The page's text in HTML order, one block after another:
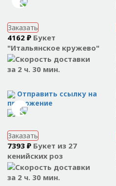
Заказать
4162 ₽ Букет
"Итальянское кружево"
за 2 ч. 30 мин.
Отправить ссылку на
приложение
Заказать
7393 ₽ Букет из 27
кенийских роз
за 2 ч. 30 мин.